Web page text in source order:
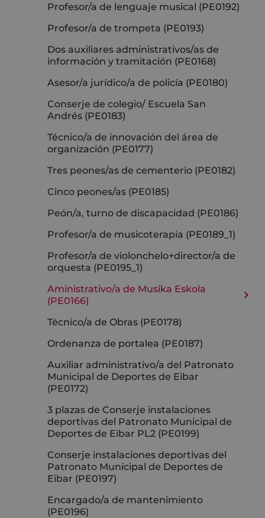
Profesor/a de lenguaje musical (PE0192)
Profesor/a de trompeta (PE0193)
Dos auxiliares administrativos/as de
información y tramitación (PE0168)
Asesor/a jurídico/a de policía (PE0180)
Conserje de colegio/ Escuela San
Andrés (PE0183)
Técnico/a de innovación del área de
organización (PE0177)
Tres peones/as de cementerio (PE0182)
Cinco peones/as (PE0185)
Peón/a, turno de discapacidad (PE0186)
Profesor/a de musicoterapia (PE0189_1)
Profesor/a de violonchelo+director/a de
orquesta (PE0195_1)
Aministrativo/a de Musika Eskola
(PE0166)
Técnico/a de Obras (PE0178)
Ordenanza de portalea (PE0187)
Auxiliar administrativo/a del Patronato
Municipal de Deportes de Eibar
(PE0172)
3 plazas de Conserje instalaciones
deportivas del Patronato Municipal de
Deportes de Eibar PL2 (PE0199)
Conserje instalaciones deportivas del
Patronato Municipal de Deportes de
Eibar (PE0197)
Encargado/a de mantenimiento
(PE0196)